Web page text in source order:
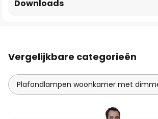
Downloads
Vergelijkbare categorieën
Plafondlampen woonkamer met